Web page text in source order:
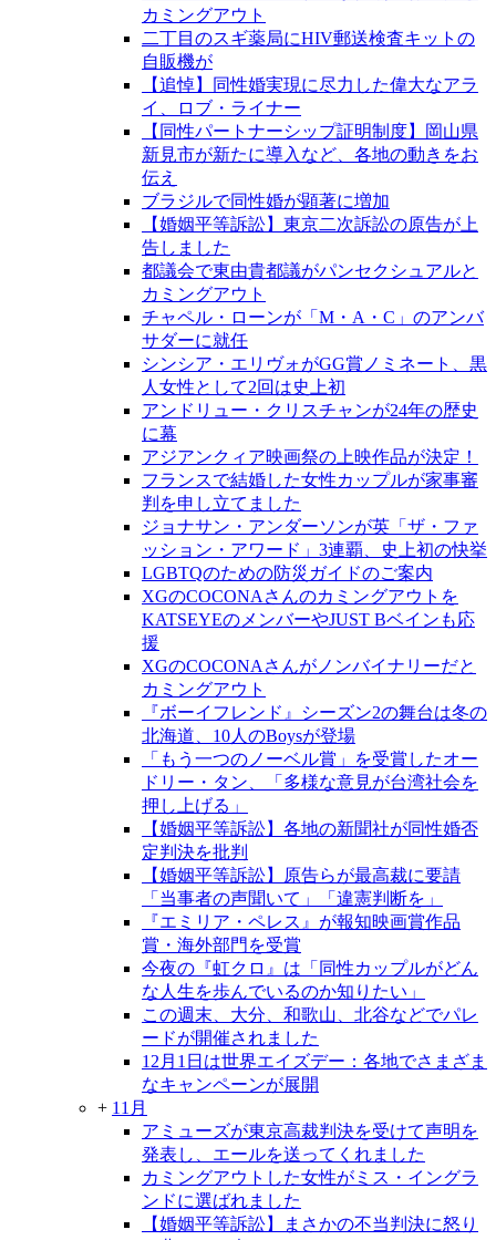
カミングアウト
二丁目のスギ薬局にHIV郵送検査キットの
自販機が
【追悼】同性婚実現に尽力した偉大なアラ
イ、ロブ・ライナー
【同性パートナーシップ証明制度】岡山県
新見市が新たに導入など、各地の動きをお
伝え
ブラジルで同性婚が顕著に増加
【婚姻平等訴訟】東京二次訴訟の原告が上
告しました
都議会で東由貴都議がパンセクシュアルと
カミングアウト
チャペル・ローンが「M・A・C」のアンバ
サダーに就任
シンシア・エリヴォがGG賞ノミネート、黒
人女性として2回は史上初
アンドリュー・クリスチャンが24年の歴史
に幕
アジアンクィア映画祭の上映作品が決定！
フランスで結婚した女性カップルが家事審
判を申し立てました
ジョナサン・アンダーソンが英「ザ・ファ
ッション・アワード」3連覇、史上初の快挙
LGBTQのための防災ガイドのご案内
XGのCOCONAさんのカミングアウトを
KATSEYEのメンバーやJUST Bベインも応
援
XGのCOCONAさんがノンバイナリーだと
カミングアウト
『ボーイフレンド』シーズン2の舞台は冬の
北海道、10人のBoysが登場
「もう一つのノーベル賞」を受賞したオー
ドリー・タン、「多様な意見が台湾社会を
押し上げる」
【婚姻平等訴訟】各地の新聞社が同性婚否
定判決を批判
【婚姻平等訴訟】原告らが最高裁に要請
「当事者の声聞いて」「違憲判断を」
『エミリア・ペレス』が報知映画賞作品
賞・海外部門を受賞
今夜の『虹クロ』は「同性カップルがどん
な人生を歩んでいるのか知りたい」
この週末、大分、和歌山、北谷などでパレ
ードが開催されました
12月1日は世界エイズデー：各地でさまざま
なキャンペーンが展開
+ 11月
アミューズが東京高裁判決を受けて声明を
発表し、エールを送ってくれました
カミングアウトした女性がミス・イングラ
ンドに選ばれました
【婚姻平等訴訟】まさかの不当判決に怒り